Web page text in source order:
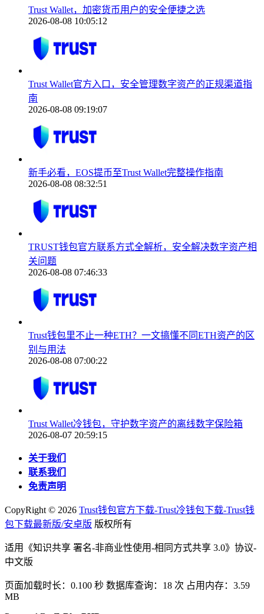
Trust Wallet，加密货币用户的安全便捷之选
2026-08-08 10:05:12
Trust Wallet官方入口，安全管理数字资产的正规渠道指
南
2026-08-08 09:19:07
新手必看，EOS提币至Trust Wallet完整操作指南
2026-08-08 08:32:51
TRUST钱包官方联系方式全解析，安全解决数字资产相
关问题
2026-08-08 07:46:33
Trust钱包里不止一种ETH？一文搞懂不同ETH资产的区
别与用法
2026-08-08 07:00:22
Trust Wallet冷钱包，守护数字资产的离线数字保险箱
2026-08-07 20:59:15
关于我们
联系我们
免责声明
CopyRight © 2026 Trust钱包官方下载-Trust冷钱包下载-Trust钱
包下载最新版/安卓版 版权所有
适用《知识共享 署名-非商业性使用-相同方式共享 3.0》协议-
中文版
页面加载时长：0.100 秒 数据库查询：18 次 占用内存：3.59
MB